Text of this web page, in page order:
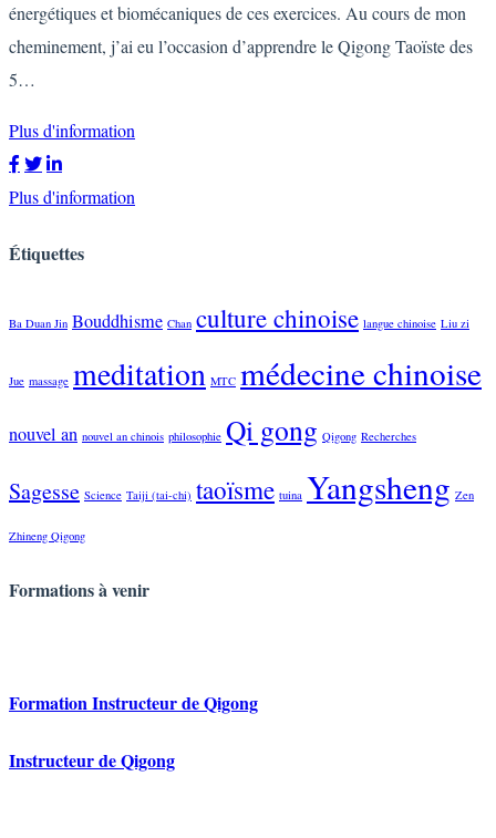
énergétiques et biomécaniques de ces exercices. Au cours de mon
cheminement, j’ai eu l’occasion d’apprendre le Qigong Taoïste des
5…
Plus d'information
Plus d'information
Étiquettes
Ba Duan Jin Bouddhisme Chan culture chinoise langue chinoise Liu zi
Jue massage meditation MTC médecine chinoise
nouvel an nouvel an chinois philosophie Qi gong Qigong Recherches
Sagesse Science Taiji (tai-chi) taoïsme tuina Yangsheng Zen
Zhineng Qigong
Formationsà venir
Formation Instructeur de Qigong
Instructeur de Qigong